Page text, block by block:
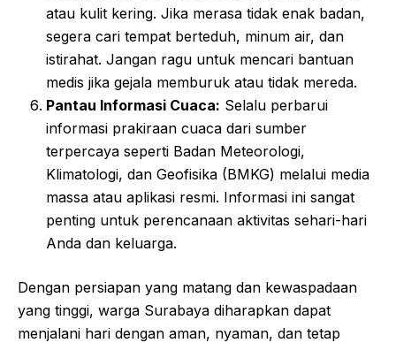
atau kulit kering. Jika merasa tidak enak badan,
segera cari tempat berteduh, minum air, dan
istirahat. Jangan ragu untuk mencari bantuan
medis jika gejala memburuk atau tidak mereda.
Pantau Informasi Cuaca: Selalu perbarui
informasi prakiraan cuaca dari sumber
terpercaya seperti Badan Meteorologi,
Klimatologi, dan Geofisika (BMKG) melalui media
massa atau aplikasi resmi. Informasi ini sangat
penting untuk perencanaan aktivitas sehari-hari
Anda dan keluarga.
Dengan persiapan yang matang dan kewaspadaan
yang tinggi, warga Surabaya diharapkan dapat
menjalani hari dengan aman, nyaman, dan tetap